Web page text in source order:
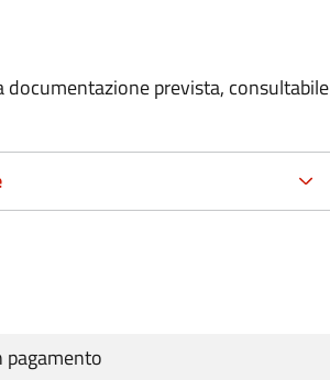
prevista, consultabile
pagamento